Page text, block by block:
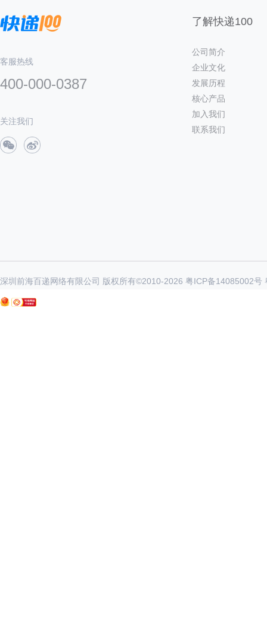
客服热线
400-000-0387
关注我们
了解快递100
公司简介
企业文化
发展历程
核心产品
加入我们
联系我们
深圳前海百递网络有限公司 版权所有©2010-2026 粤ICP备14085002号